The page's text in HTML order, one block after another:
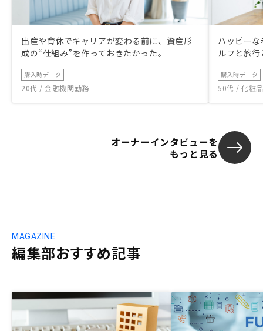
出産や育休でキャリアが変わる前に、資産形
成の“仕組み”を作っておきたかった。
購入時データ
20代 / 金融機関勤務
ハッピー
ルフと旅
購入時データ
50代 / 化粧
オーナーインタビューを
もっと見る
編集部おすすめ記事
MAGAZINE